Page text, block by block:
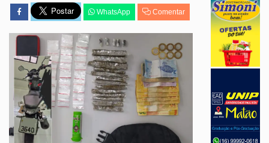
WhatsApp Comentar